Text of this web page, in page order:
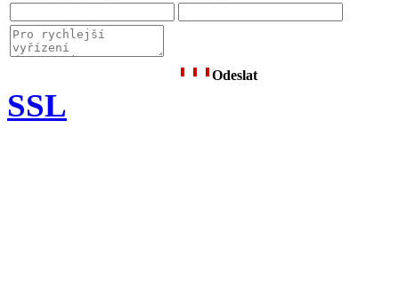
Odeslat
SSL